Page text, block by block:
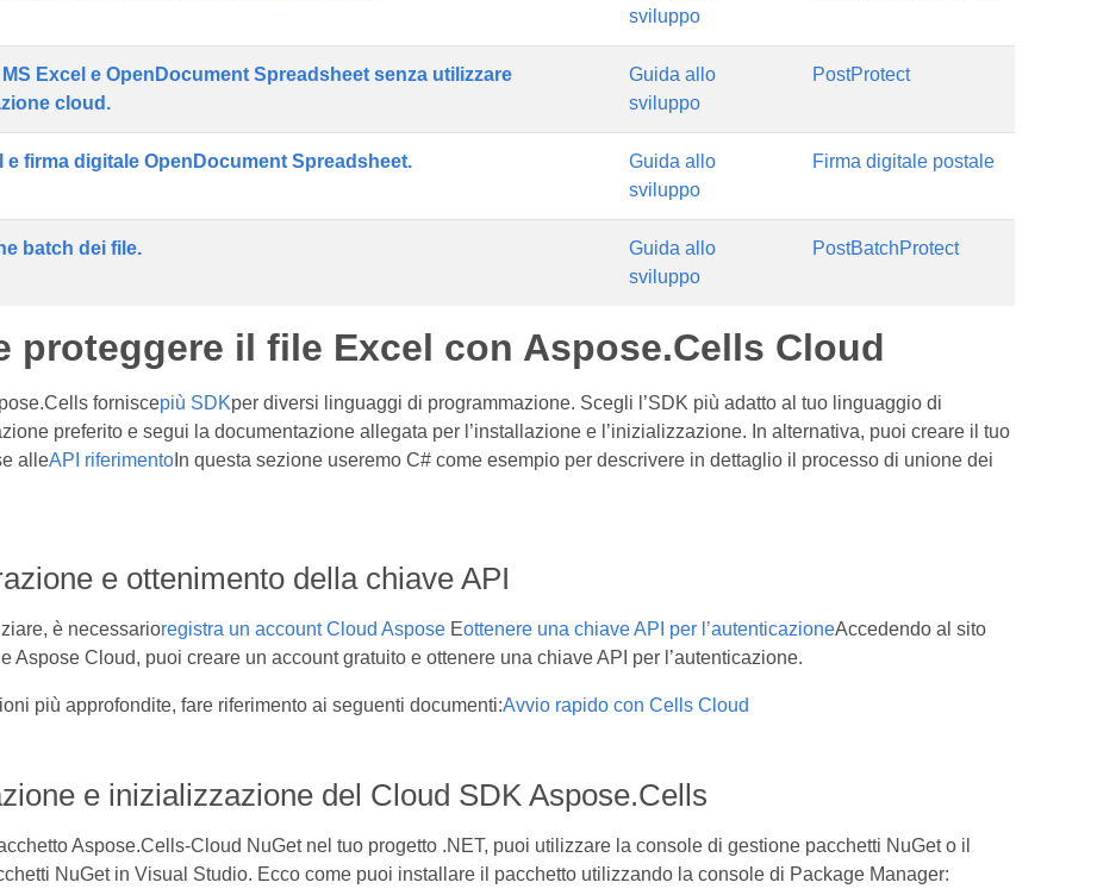
sviluppo
Excel e OpenDocument Spreadsheet senza utilizzare
cloud.
Guida allo
sviluppo
PostProtect
e firma digitale OpenDocument Spreadsheet.
Guida allo
sviluppo
Firma digitale postale
batch dei file.
Guida allo
sviluppo
PostBatchProtect
proteggere il file Excel con Aspose.Cells Cloud
forniscepiù SDKper diversi linguaggi di programmazione. Scegli l’SDK più adatto al tuo linguaggio di
preferito e segui la documentazione allegata per l’installazione e l’inizializzazione. In alternativa, puoi creare il tuo
alleAPI riferimentoIn questa sezione useremo C# come esempio per descrivere in dettaglio il processo di unione dei
e ottenimento della chiave API
è necessarioregistra un account Cloud AsposeEottenere una chiave API per l’autenticazioneAccedendo al sito
Aspose Cloud, puoi creare un account gratuito e ottenere una chiave API per l’autenticazione.
più approfondite, fare riferimento ai seguenti documenti:Avvio rapido con Cells Cloud
e inizializzazione del Cloud SDK Aspose.Cells
Aspose.Cells-Cloud NuGet nel tuo progetto .NET, puoi utilizzare la console di gestione pacchetti NuGet o il
NuGet in Visual Studio. Ecco come puoi installare il pacchetto utilizzando la console di Package Manager: